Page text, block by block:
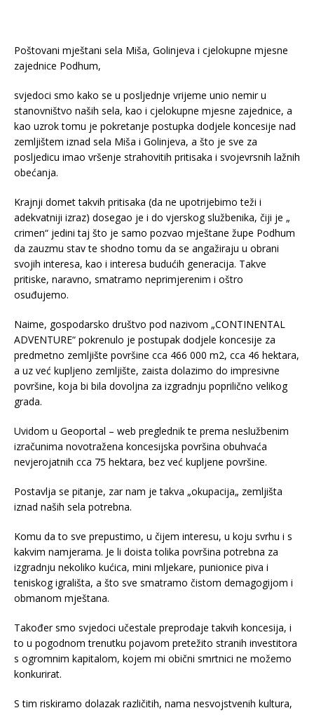
Poštovani mještani sela Miša, Golinjeva i cjelokupne mjesne
zajednice Podhum,
svjedoci smo kako se u posljednje vrijeme unio nemir u
stanovništvo naših sela, kao i cjelokupne mjesne zajednice, a
kao uzrok tomu je pokretanje postupka dodjele koncesije nad
zemljištem iznad sela Miša i Golinjeva, a što je sve za
posljedicu imao vršenje strahovitih pritisaka i svojevrsnih lažnih
obećanja.
Krajnji domet takvih pritisaka (da ne upotrijebimo teži i
adekvatniji izraz) dosegao je i do vjerskog službenika, čiji je „
crimen“ jedini taj što je samo pozvao mještane župe Podhum
da zauzmu stav te shodno tomu da se angažiraju u obrani
svojih interesa, kao i interesa budućih generacija. Takve
pritiske, naravno, smatramo neprimjerenim i oštro
osuđujemo.
Naime, gospodarsko društvo pod nazivom „CONTINENTAL
ADVENTURE“ pokrenulo je postupak dodjele koncesije za
predmetno zemljište površine cca 466 000 m2, cca 46 hektara,
a uz već kupljeno zemljište, zaista dolazimo do impresivne
površine, koja bi bila dovoljna za izgradnju poprilično velikog
grada.
Uvidom u Geoportal – web preglednik te prema neslužbenim
izračunima novotražena koncesijska površina obuhvaća
nevjerojatnih cca 75 hektara, bez već kupljene površine.
Postavlja se pitanje, zar nam je takva „okupacija„ zemljišta
iznad naših sela potrebna.
Komu da to sve prepustimo, u čijem interesu, u koju svrhu i s
kakvim namjerama. Je li doista tolika površina potrebna za
izgradnju nekoliko kućica, mini mljekare, punionice piva i
teniskog igrališta, a što sve smatramo čistom demagogijom i
obmanom mještana.
Također smo svjedoci učestale preprodaje takvih koncesija, i
to u pogodnom trenutku pojavom pretežito stranih investitora
s ogromnim kapitalom, kojem mi obični smrtnici ne možemo
konkurirat.
S tim riskiramo dolazak različitih, nama nesvojstvenih kultura,